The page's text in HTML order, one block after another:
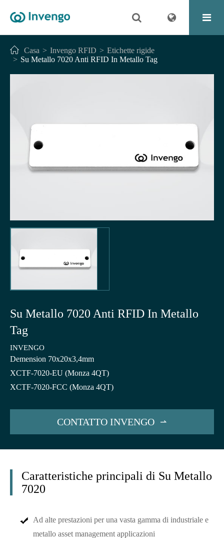
Casa Invengo RFID
Etichette rigide
Su Metallo 7020 Anti RFID In Metallo Tag
Su Metallo 7020 Anti RFID In Metallo
Tag
INVENGO
Demension 70x20x3,4mm
XCTF-7020-EU (Monza 4QT)
XCTF-7020-FCC (Monza 4QT)
CONTATTO INVENGO 
Caratteristiche principali di Su Metallo
7020
Ad alte prestazioni per una vasta gamma di industriale e
metallo asset management applicazioni